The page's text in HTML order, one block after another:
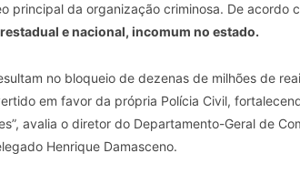
principal da organização criminosa. De acordo
e nacional, incomum no estado.
no bloqueio de dezenas de milhões de
em favor da própria Polícia Civil,
avalia o diretor do Departamento-Geral de
Henrique Damasceno.